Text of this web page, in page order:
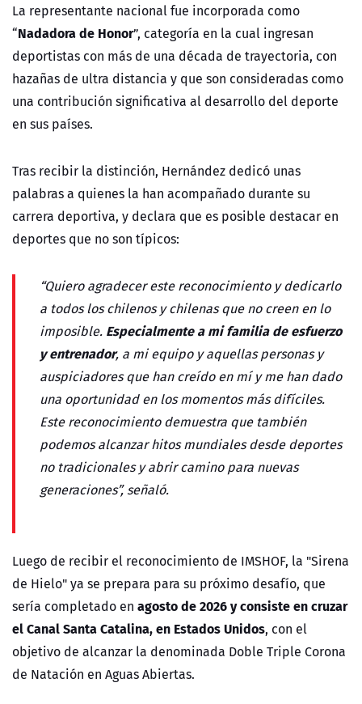
La representante nacional fue incorporada como
“Nadadora de Honor”, categoría en la cual ingresan
deportistas con más de una década de trayectoria, con
hazañas de ultra distancia y que son consideradas como
una contribución significativa al desarrollo del deporte
en sus países.
Tras recibir la distinción, Hernández dedicó unas
palabras a quienes la han acompañado durante su
carrera deportiva, y declara que es posible destacar en
deportes que no son típicos:
“Quiero agradecer este reconocimiento y dedicarlo
a todos los chilenos y chilenas que no creen en lo
imposible. Especialmente a mi familia de esfuerzo
y entrenador, a mi equipo y aquellas personas y
auspiciadores que han creído en mí y me han dado
una oportunidad en los momentos más difíciles.
Este reconocimiento demuestra que también
podemos alcanzar hitos mundiales desde deportes
no tradicionales y abrir camino para nuevas
generaciones”, señaló.
Luego de recibir el reconocimiento de IMSHOF, la "Sirena
de Hielo" ya se prepara para su próximo desafío, que
sería completado en agosto de 2026 y consiste en cruzar
el Canal Santa Catalina, en Estados Unidos, con el
objetivo de alcanzar la denominada Doble Triple Corona
de Natación en Aguas Abiertas.